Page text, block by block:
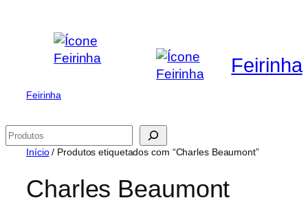
conteúdo
Feirinha
Feirinha
Pesquisar
Início/ Produtos etiquetados com “Charles Beaumont”
Charles Beaumont